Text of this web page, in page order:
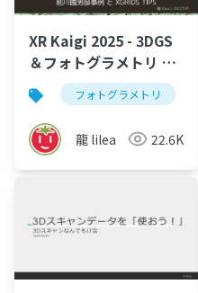
XR Kaigi 2025 - 3DGS
＆フォトグラメトリ 前
川國男邸事例とXGRIDS
TIPS
フォトグラメトリ
龍 lilea 22.6K